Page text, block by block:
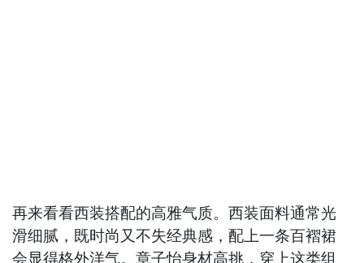
再来看看西装搭配的高雅气质。西装面料通常光
滑细腻，既时尚又不失经典感，配上一条百褶裙
会显得格外洋气。章子怡身材高挑，穿上这类组